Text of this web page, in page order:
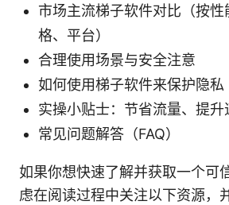
市场主流梯子软件对比（按
格、平台）
合理使用场景与安全注意
如何使用梯子软件来保护隐私
实操小贴士：节省流量、提升
常见问题解答（FAQ）
如果你想快速了解并获取一个可
虑在阅读过程中关注以下资源，